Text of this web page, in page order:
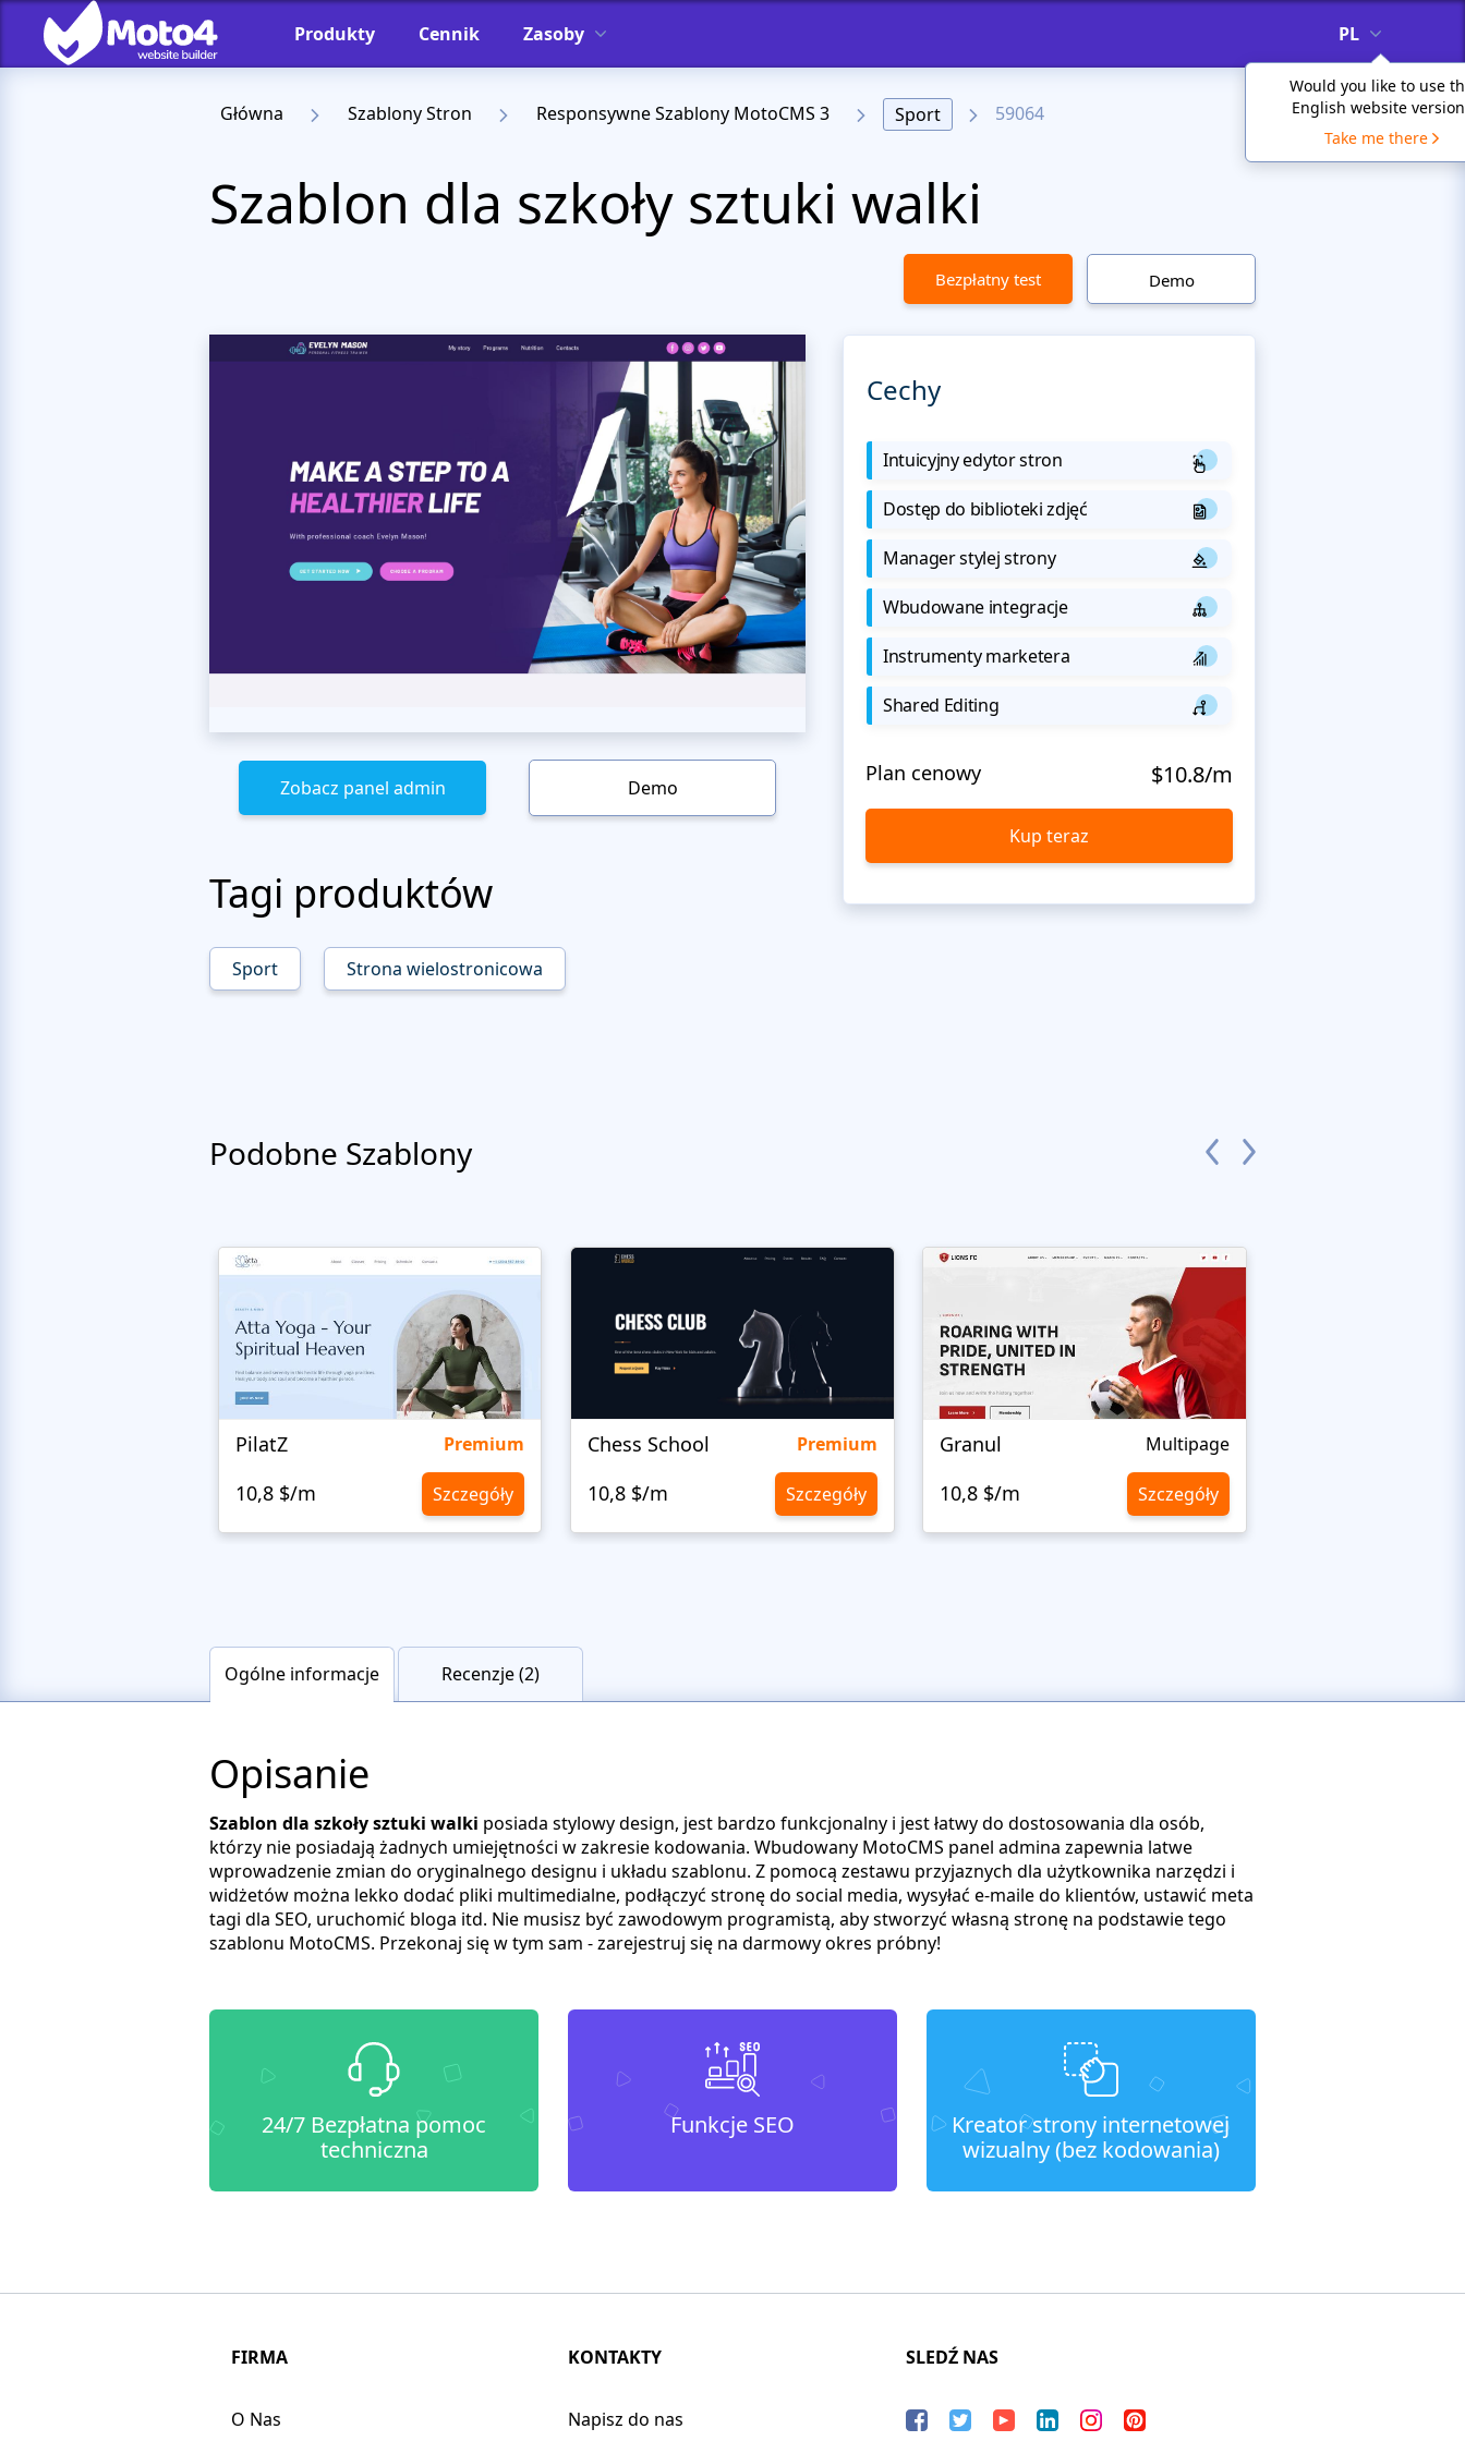
Produkty Cennik Zasoby PL
Would you like to use
English website
Take me there
Główna Szablony Stron Responsywne Szablony MotoCMS 3 Sport 59064
Szablon dla szkoły sztuki walki
Bezpłatny test Demo
Zobacz panel admin Demo
Tagi produktów
Sport Strona wielostronicowa
Cechy
Intuicyjny edytor stron
Dostęp do biblioteki zdjęć
Manager stylej strony
Wbudowane integracje
Instrumenty marketera
Shared Editing
Plan cenowy $10.8/m
Kup teraz
Podobne Szablony
PilatZ Premium
10,8 $/m Szczegóły
Chess School Premium
10,8 $/m Szczegóły
Granul Multipage
10,8 $/m Szczegóły
Ogólne informacje Recenzje (2)
Opisanie
Szablon dla szkoły sztuki walki posiada stylowy design, jest bardzo funkcjonalny i jest łatwy do dostosowania dla osób,
którzy nie posiadają żadnych umiejętności w zakresie kodowania. Wbudowany MotoCMS panel admina zapewnia latwe
wprowadzenie zmian do oryginalnego designu i układu szablonu. Z pomocą zestawu przyjaznych dla użytkownika narzędzi i
widżetów można lekko dodać pliki multimedialne, podłączyć stronę do social media, wysyłać e-maile do klientów, ustawić meta
tagi dla SEO, uruchomić bloga itd. Nie musisz być zawodowym programistą, aby stworzyć własną stronę na podstawie tego
szablonu MotoCMS. Przekonaj się w tym sam - zarejestruj się na darmowy okres próbny!
24/7 Bezpłatna pomoc
techniczna
Funkcje SEO
Kreator strony internetowej
wizualny (bez kodowania)
FIRMA
O Nas
KONTAKTY
Napisz do nas
SLEDŹ NAS